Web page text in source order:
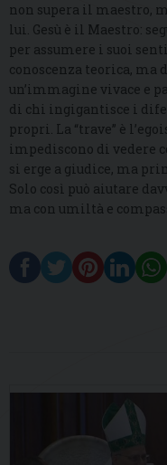
non supera il maestro,
lui. Gesù è il Maestro:
per assumere i suoi
conoscenza teorica, ma
un’immagine vivace e
di chi ingigantisce i
propri. La “trave” è
impediscono di vedere
si erge a giudice, ma
Solo così può aiutare
ma con umiltà e